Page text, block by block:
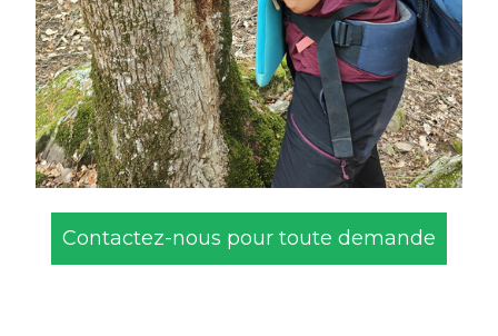
Contactez-nous pour toute demande